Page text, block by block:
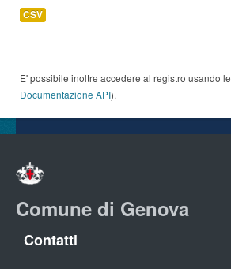
CSV
E' possibile inoltre accedere al registro usando le
Documentazione API).
Comune di Genova
Contatti